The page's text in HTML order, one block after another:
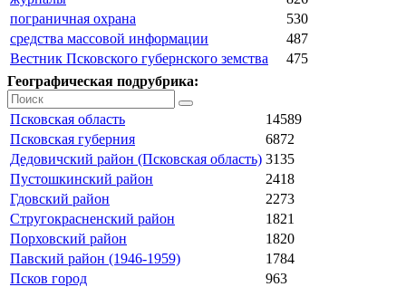
пограничная охрана
530
средства массовой информации
487
Вестник Псковского губернского земства
475
Географическая подрубрика:
Псковская область
14589
Псковская губерния
6872
Дедовичский район (Псковская область) 3135
Пустошкинский район
2418
Гдовский район
2273
Стругокрасненский район
1821
Порховский район
1820
Павский район (1946-1959)
1784
Псков город
963